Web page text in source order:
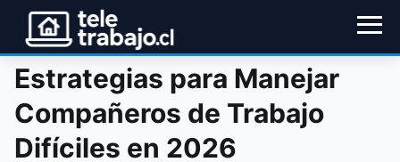
Estrategias para Manejar
Compañeros de Trabajo
Difíciles en 2026